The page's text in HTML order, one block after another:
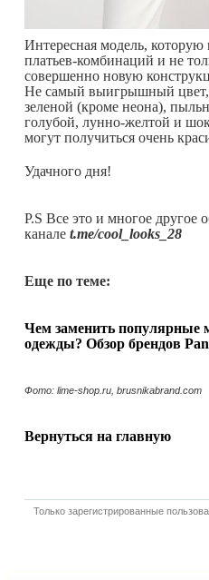
Интересная модель,
платьев-комбинаций и не
совершенно новую
Не самый выигрышный
зеленой (кроме неона),
голубой, лунно-желтой и
могут получиться очень
Удачного дня!
P.S Все это и многое другое
канале t.me/cool_looks_28
Еще по теме:
Чем заменить популярные
одежды? Обзор брендов
Фото: lime-shop.ru, brusnikabrand.com
Вернуться на главную
Только зарегистрированные